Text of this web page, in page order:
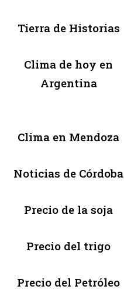
Tierra de Historias
Clima de hoy en
Argentina
Clima en Mendoza
Noticias de Córdoba
Precio de la soja
Precio del trigo
Precio del Petróleo